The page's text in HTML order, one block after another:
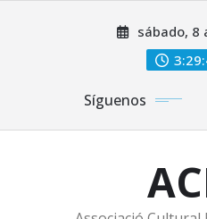
sábado, 8
Síguenos